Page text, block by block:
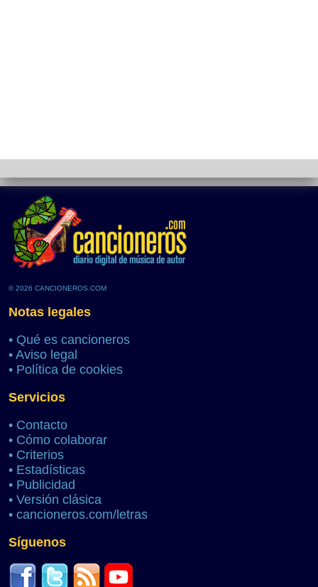
© 2026 CANCIONEROS.COM
Notas legales
• Qué es cancioneros
• Aviso legal
• Política de cookies
Servicios
• Contacto
• Cómo colaborar
• Criterios
• Estadísticas
• Publicidad
• Versión clásica
• cancioneros.com/letras
Síguenos